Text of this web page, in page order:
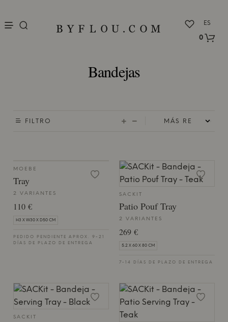
ES
0
Bandejas
FILTRO
MOEBE
Tray
2 VARIANTES
110 €
H3 X W30 X D50 CM
PEDIDO PENDIENTE APROX. 9-21
DÍAS DE PLAZO DE ENTREGA
SACKIT
Patio Pouf Tray
2 VARIANTES
269 €
5.2 X 60 X 80 CM
7-14 DÍAS DE PLAZO DE ENTREGA
SACKIT